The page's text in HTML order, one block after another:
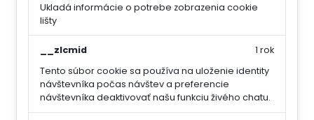
Ukladá informácie o potrebe zobrazenia cookie
lišty
__zlcmid
Tento súbor cookie sa používa na uloženie identity
návštevníka počas návštev a preferencie
návštevníka deaktivovať našu funkciu živého chatu.
1 rok